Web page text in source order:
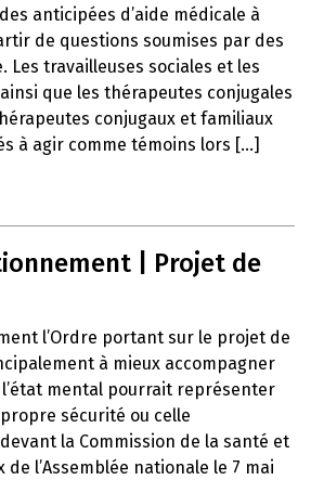
anticipées d’aide médicale à
de questions soumises par des
Les travailleuses sociales et les
que les thérapeutes conjugales
conjugaux et familiaux
à agir comme témoins lors [...]
| Projet de
l’Ordre portant sur le projet de
à mieux accompagner
mental pourrait représenter
sécurité ou celle
la Commission de la santé et
de l’Assemblée nationale le 7 mai